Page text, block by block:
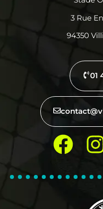
3 Rue
94350
01